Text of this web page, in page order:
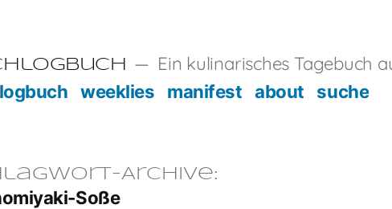
Ein kulinarisches Tagebuch
weeklies manifest about suche
Archive:
Soße